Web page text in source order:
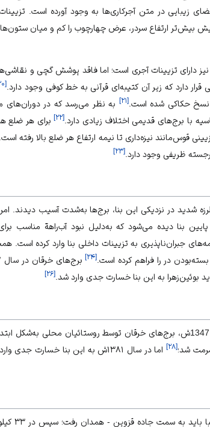
زیبایی در متن آجرکاری‌ها به‌ وجود آورده است.
بیش‌تر ارتفاع سردر، عرض چهارچوب را کم و میان
نیز دارای تزیینات آجری است؛ اما فاقد پوشش گچی و
دارد که زیر آن کتیبه‌ای قرآنی به خط کوفی وجود دارد.[
[۲۱]
به نظر می‌رسد که در دوران‌های
با برج‌های قدیمی اختلاف زیادی دارد.[۲۲]برای هر ضلع
قوس‌مانند نیزه‌داری تا نیمه ارتفاع هر ضلع بالا رفته
ظریفی وجود دارد.[۲۳]
زمین‌لرزه شدید در نزدیکی این بنا، برج‌ها به‌شدت آسیب
پایین بنا دیده می‌شود که به‌دلیل نبود آب‌راهة
جبران‌ناپذیری به تزیینات داخلی بنا وارد کرده است.
در را فراهم کرده است.[۲۴]برج‌های خرقان در سال ۱۳۴۷ش بر اثر سیلاب آسیب دید.
[۲۶]
[۲۸]
اما در سال ۱۳۸۱ش به این بنا
باید به سمت جاده قزوین - همدان